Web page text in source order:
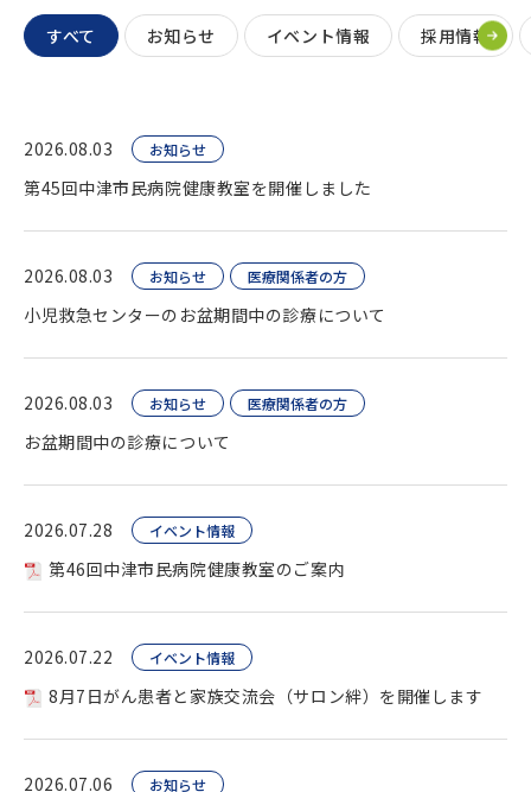
すべて お知らせ イベント情報 採用情報
2026.08.03 お知らせ
第45回中津市民病院健康教室を開催しました
2026.08.03 お知らせ 医療関係者の方
小児救急センターのお盆期間中の診療について
2026.08.03 お知らせ 医療関係者の方
お盆期間中の診療について
2026.07.28 イベント情報
第46回中津市民病院健康教室のご案内
2026.07.22 イベント情報
8月7日がん患者と家族交流会（サロン絆）を開催します
2026.07.06 お知らせ